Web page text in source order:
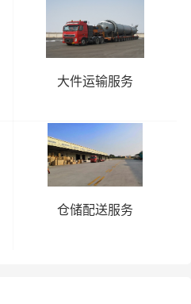
大件运输服务
仓储配送服务